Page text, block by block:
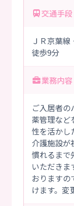
交通手段
ＪＲ京葉
徒歩9分
業務内容
ご入居者
薬管理など
性を活かし
介護施設が
慣れるまで
いただきま
おりますの
けます。変